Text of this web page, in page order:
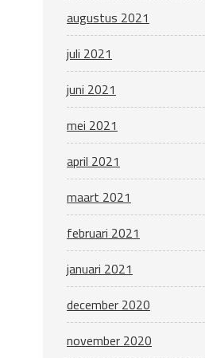
augustus 2021
juli 2021
juni 2021
mei 2021
april 2021
maart 2021
februari 2021
januari 2021
december 2020
november 2020